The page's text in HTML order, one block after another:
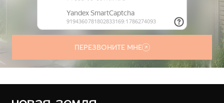
ПЕРЕЗВОНИТЕ МНЕ
маркетинговых рассылок, а также звонков